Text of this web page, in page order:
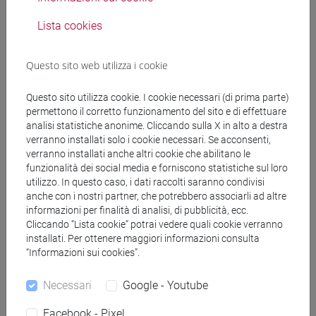
Il terzo pilastro affronta le
sfide sociali individuate dalla strategia Europa 2020
promuovendo le risorse e le conoscenze intersettoriali, le
tecnologie e le discipline scientifiche per affrontare tali sfide.
Obiettivi
Azioni trasversali
Lista cookies
Questo sito web utilizza i cookie
Questo sito utilizza cookie. I cookie necessari (di prima parte)
permettono il corretto funzionamento del sito e di effettuare
analisi statistiche anonime. Cliccando sulla X in alto a destra
verranno installati solo i cookie necessari. Se acconsenti,
verranno installati anche altri cookie che abilitano le
funzionalità dei social media e forniscono statistiche sul loro
utilizzo. In questo caso, i dati raccolti saranno condivisi
anche con i nostri partner, che potrebbero associarli ad altre
informazioni per finalità di analisi, di pubblicità, ecc.
Cliccando “Lista cookie” potrai vedere quali cookie verranno
installati. Per ottenere maggiori informazioni consulta
“Informazioni sui cookies”.
Necessari Google - Youtube
Facebook - Pixel